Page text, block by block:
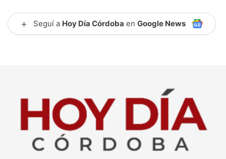
+ Seguí a Hoy Día Córdoba en Google News